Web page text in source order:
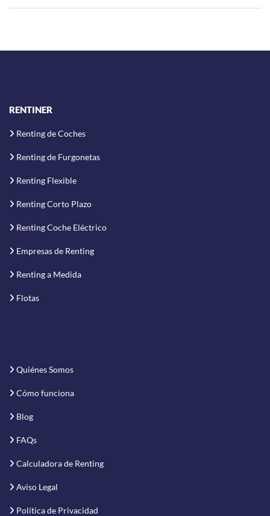
RENTINER
Renting de Coches
Renting de Furgonetas
Renting Flexible
Renting Corto Plazo
Renting Coche Eléctrico
Empresas de Renting
Renting a Medida
Flotas
Quiénes Somos
Cómo funciona
Blog
FAQs
Calculadora de Renting
Aviso Legal
Política de Privacidad